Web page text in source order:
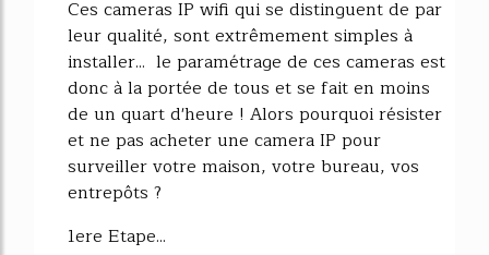
Ces cameras IP wifi qui se distinguent de par
leur qualité, sont extrêmement simples à
installer... le paramétrage de ces cameras est
donc à la portée de tous et se fait en moins
de un quart d'heure ! Alors pourquoi résister
et ne pas acheter une camera IP pour
surveiller votre maison, votre bureau, vos
entrepôts ?
1ere Etape...